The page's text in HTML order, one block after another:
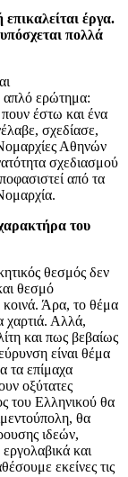
έργα.
πολλά
απλό ερώτημα:
έστω και ένα
σχεδίασε,
Αθηνών
σχεδιασμού
από τα
του
θεσμός δεν
θεσμό
κοινά. Άρα, το θέμα
χαρτιά. Αλλά,
και πως βεβαίως
είναι θέμα
τα επίμαχα
οξύτατες
του Ελληνικού θα
θα
ιδεών,
και
εκείνες τις